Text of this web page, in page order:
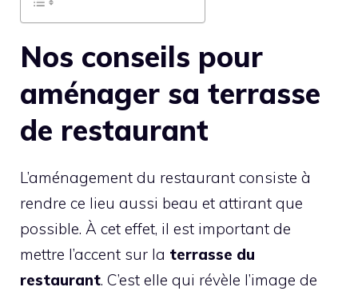
Nos conseils pour
aménager sa terrasse
de restaurant
L’aménagement du restaurant consiste à
rendre ce lieu aussi beau et attirant que
possible. À cet effet, il est important de
mettre l’accent sur la terrasse du
restaurant. C’est elle qui révèle l’image de